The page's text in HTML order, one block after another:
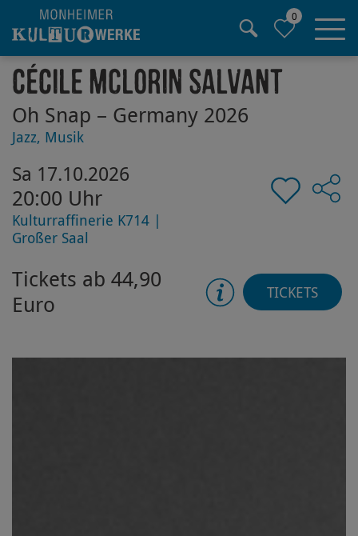
Hauptregion der Seite anspringen
0
Cécile McLorin Salvant
Oh Snap – Germany 2026
Jazz, Musik
Sa 17.10.2026
20:00 Uhr
Kulturraffinerie K714 |
Großer Saal
Tickets ab 44,90
Euro
TICKETS